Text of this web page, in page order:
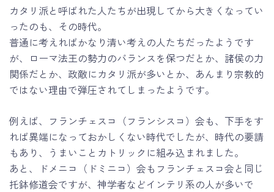
カタリ派と呼ばれた人たちが出現してから大きくなってい
ったのも、その時代。
普通に考えればかなり清い考えの人たちだったようです
が、ローマ法王の勢力のバランスを保つだとか、諸侯の力
関係だとか、政敵にカタリ派が多いとか、あんまり宗教的
ではない理由で弾圧されてしまったようです。
例えば、フランチェスコ（フランシスコ）会も、下手をす
れば異端になっておかしくない時代でしたが、時代の要請
もあり、うまいことカトリックに組み込まれました。
あと、ドメニコ（ドミニコ）会もフランチェスコ会と同じ
托鉢修道会ですが、神学者などインテリ系の人が多いで